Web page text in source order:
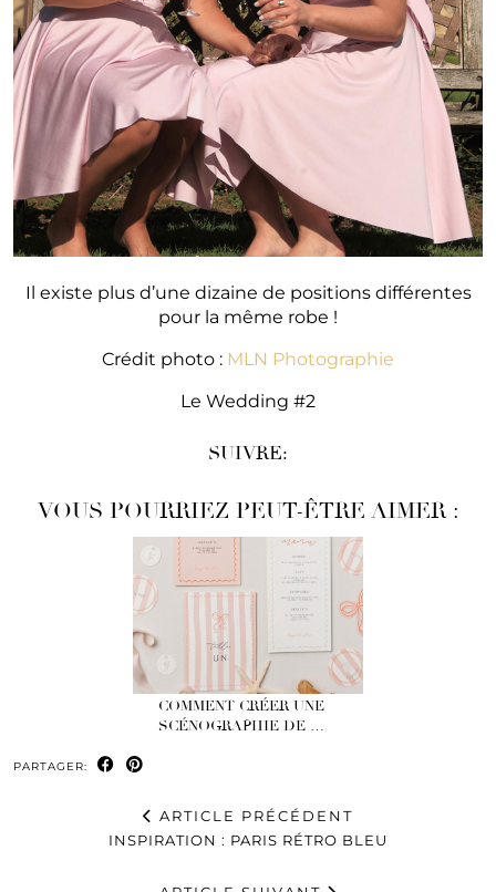
Il existe plus d’une dizaine de positions différentes
pour la même robe !
Crédit photo : MLN Photographie
Le Wedding #2
SUIVRE:
VOUS POURRIEZ PEUT-ÊTRE AIMER :
COMMENT CRÉER UNE
SCÉNOGRAPHIE DE …
PARTAGER:
ARTICLE PRÉCÉDENT
INSPIRATION : PARIS RÉTRO BLEU